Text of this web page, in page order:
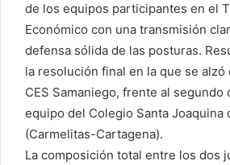
de los equipos participantes en el
Económico con una transmisión
defensa sólida de las posturas.
la resolución final en la que se
CES Samaniego, frente al segundo
equipo del Colegio Santa Joaquina
(Carmelitas-Cartagena).
La composición total entre los dos